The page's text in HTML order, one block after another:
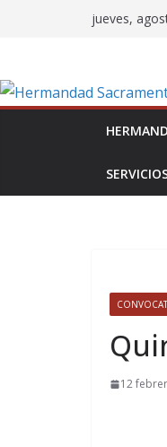
jueves,
12